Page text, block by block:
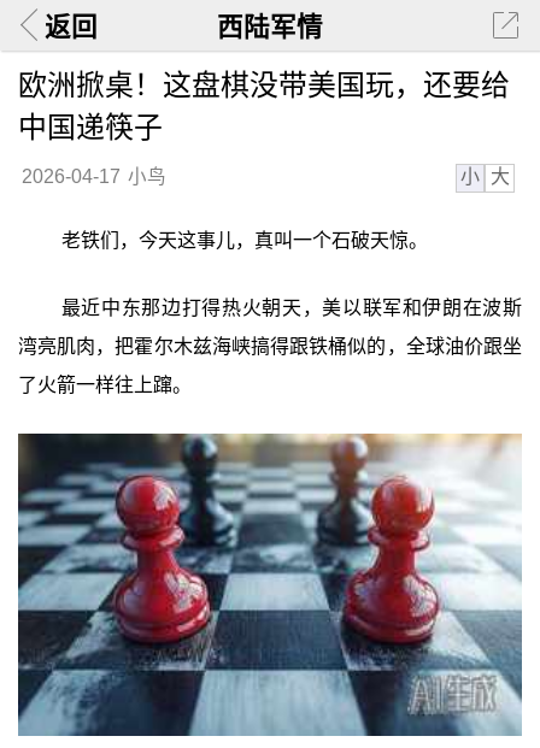
返回 西陆军情
欧洲掀桌！这盘棋没带美国玩，还要给
中国递筷子
2026-04-17 小鸟 小 大
老铁们，今天这事儿，真叫一个石破天惊。
最近中东那边打得热火朝天，美以联军和伊朗在波斯
湾亮肌肉，把霍尔木兹海峡搞得跟铁桶似的，全球油价跟坐
了火箭一样往上蹿。